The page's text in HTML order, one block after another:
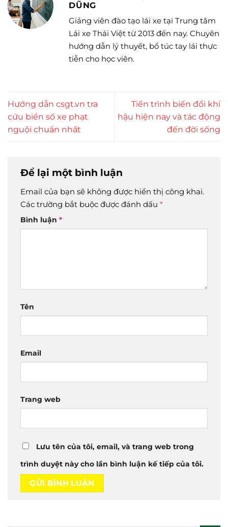
DŨNG
Giảng viên đào tạo lái xe tại Trung tâm
Lái xe Thái Việt từ 2013 đến nay. Chuyên
hướng dẫn lý thuyết, bổ túc tay lái thực
tiễn cho học viên.
Hướng dẫn csgt.vn tra
cứu biển số xe phạt
nguội chuẩn nhất
Tiến trình biến đổi khí
hậu hiện nay và tác động
đến đời sống
Để lại một bình luận
Email của bạn sẽ không được hiển thị công khai.
Các trường bắt buộc được đánh dấu *
Bình luận *
Tên
Email
Trang web
Lưu tên của tôi, email, và trang web trong
trình duyệt này cho lần bình luận kế tiếp của tôi.